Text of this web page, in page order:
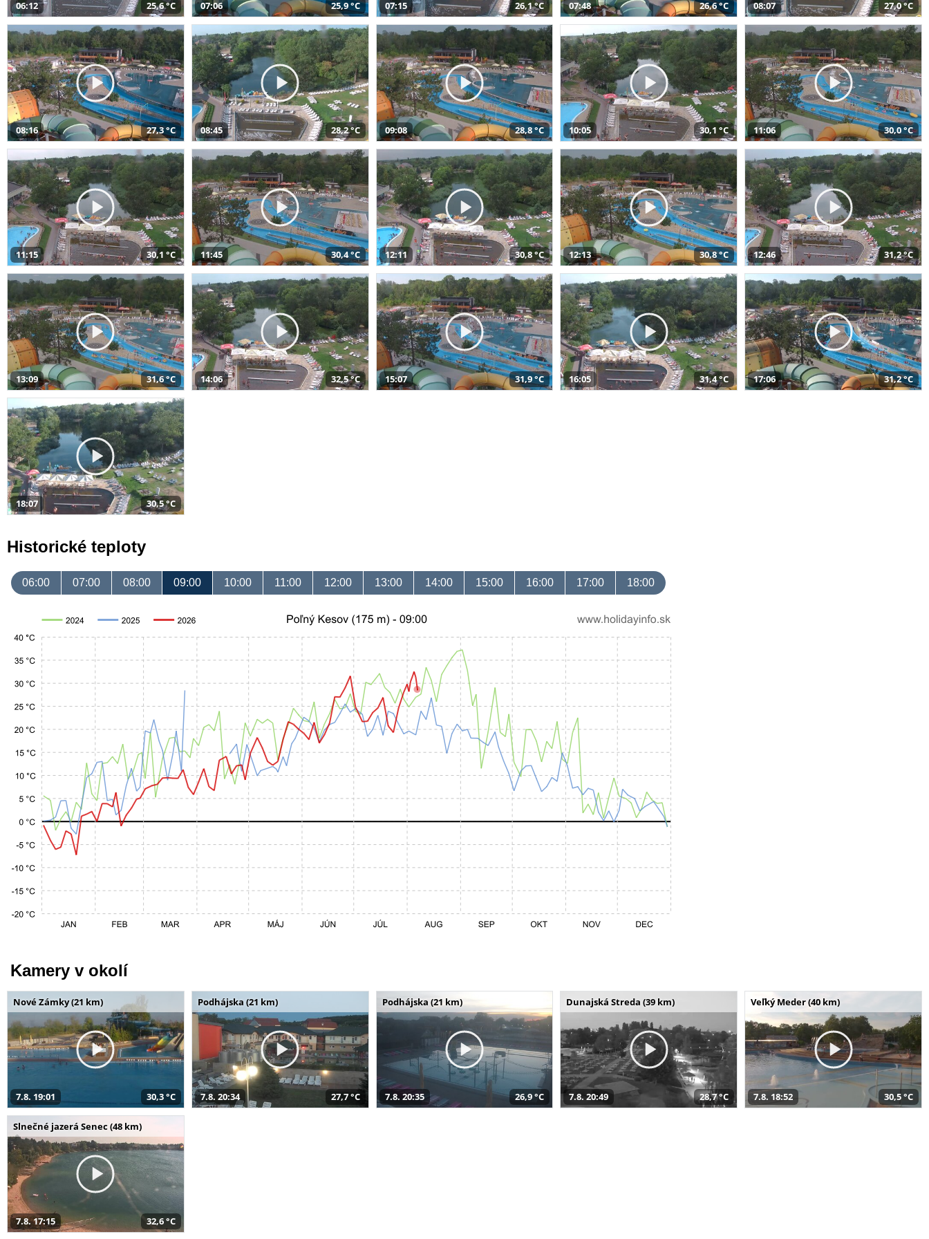
06:12 25,6 °C 07:06 25,9 °C 07:15 26,1 °C 07:48 26,6 °C 08:07 27,0 °C
08:16 27,3 °C 08:45 28,2 °C 09:08 28,8 °C 10:05 30,1 °C 11:06 30,0 °C
11:15 30,1 °C 11:45 30,4 °C 12:11 30,8 °C 12:13 30,8 °C 12:46 31,2 °C
13:09 31,6 °C 14:06 32,5 °C 15:07 31,9 °C 16:05 31,4 °C 17:06 31,2 °C
18:07 30,5 °C
Historické teploty
06:00 07:00 08:00 09:00 10:00 11:00 12:00 13:00 14:00 15:00 16:00 17:00 18:00
Kamery v okolí
Nové Zámky (21 km)
7.8. 19:01 30,3 °C
Podhájska (21 km)
7.8. 20:34 27,7 °C
Podhájska (21 km)
7.8. 20:35 26,9 °C
Dunajská Streda (39 km)
7.8. 20:49 28,7 °C
Veľký Meder (40 km)
7.8. 18:52 30,5 °C
Slnečné jazerá Senec (48 km)
7.8. 17:15 32,6 °C